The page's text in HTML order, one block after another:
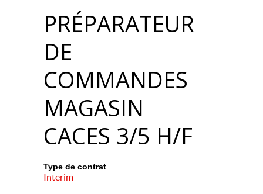
PRÉPARATEUR
DE
COMMANDES
MAGASIN
CACES 3/5 H/F
Type de contrat
Interim